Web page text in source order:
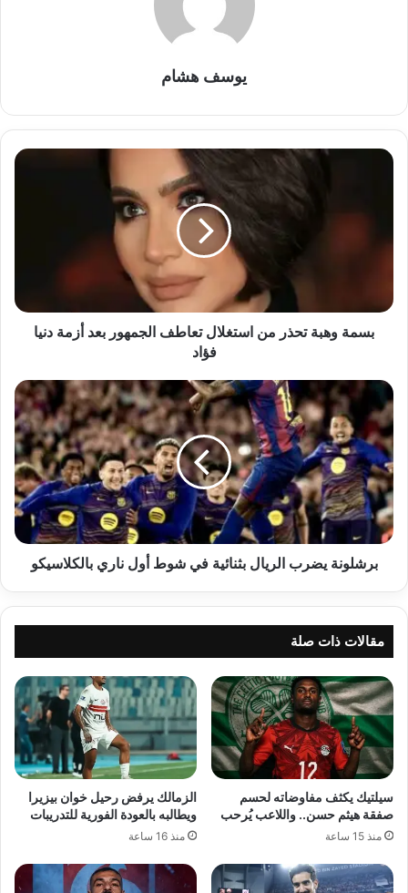
يوسف هشام
بسمة
أزمة
بسمة وهبة تحذر من استغلال تعاطف الجمهور بعد أزمة دنيا
فؤاد
برشلونة
يضرب
الريال
بثنائية
في
شوط
أول
ناري
بالكلاسيكو
برشلونة يضرب الريال بثنائية في شوط أول ناري بالكلاسيكو
مقالات ذات صلة
سيلتيك يكثف مفاوضاته لحسم
صفقة هيثم حسن.. واللاعب يُرحب
منذ 15 ساعة
الزمالك يرفض رحيل خوان بيزيرا
ويطالبه بالعودة الفورية للتدريبات
منذ 16 ساعة